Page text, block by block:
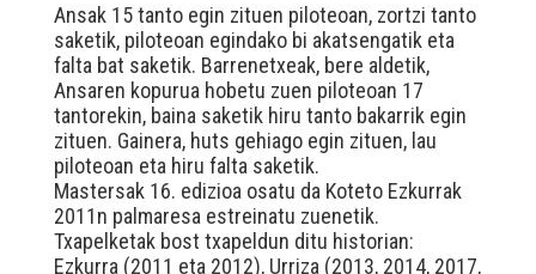
Ansak 15 tanto egin zituen piloteoan, zortzi tanto
saketik, piloteoan egindako bi akatsengatik eta
falta bat saketik. Barrenetxeak, bere aldetik,
Ansaren kopurua hobetu zuen piloteoan 17
tantorekin, baina saketik hiru tanto bakarrik egin
zituen. Gainera, huts gehiago egin zituen, lau
piloteoan eta hiru falta saketik.
Mastersak 16. edizioa osatu da Koteto Ezkurrak
2011n palmaresa estreinatu zuenetik.
Txapelketak bost txapeldun ditu historian:
Ezkurra (2011 eta 2012), Urriza (2013, 2014, 2017,